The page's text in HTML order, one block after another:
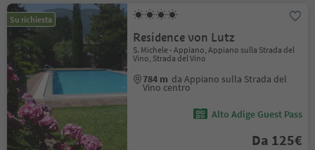
Su richiesta
Residence von Lutz
S. Michele - Appiano, Appiano sulla Strada del
Vino, Strada del Vino
784 m da Appiano sulla Strada del
Vino centro
Alto Adige Guest Pass
Da 125€